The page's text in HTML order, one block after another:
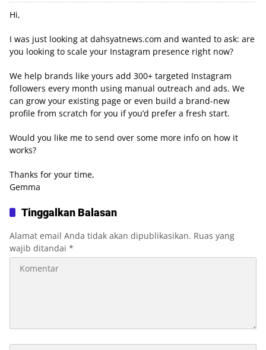
Hi,
I was just looking at dahsyatnews.com and wanted to ask: are
you looking to scale your Instagram presence right now?
We help brands like yours add 300+ targeted Instagram
followers every month using manual outreach and ads. We
can grow your existing page or even build a brand-new
profile from scratch for you if you’d prefer a fresh start.
Would you like me to send over some more info on how it
works?
Thanks for your time,
Gemma
Tinggalkan Balasan
Alamat email Anda tidak akan dipublikasikan. Ruas yang
wajib ditandai *